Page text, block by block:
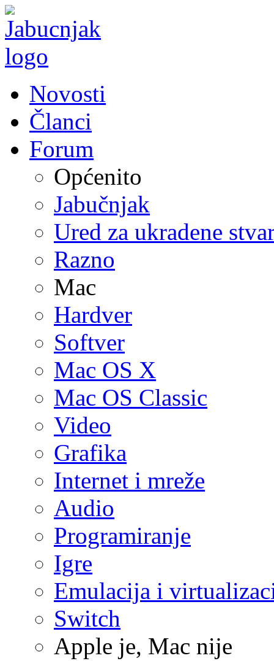
Novosti
Članci
Forum
Općenito
Jabučnjak
Ured za ukradene
Razno
Mac
Hardver
Softver
Mac OS X
Mac OS Classic
Video
Grafika
Internet i mreže
Audio
Programiranje
Igre
Emulacija i
Switch
Apple je, Mac nije